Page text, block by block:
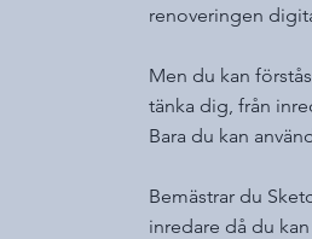
renoveringen
Men du kan
tänka dig, från
Bara du kan
Bemästrar du
inredare då du